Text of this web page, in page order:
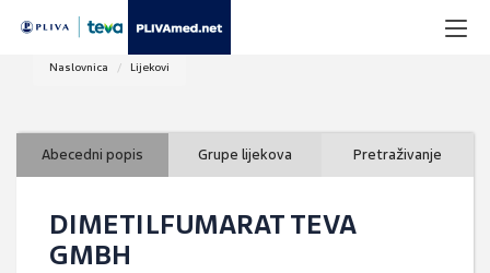
Naslovnica Lijekovi
Abecedni popis Grupe lijekova Pretraživanje
DIMETILFUMARAT TEVA
GMBH